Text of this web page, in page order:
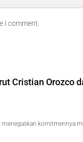
I comment.
Cristian Orozco
komitmennya